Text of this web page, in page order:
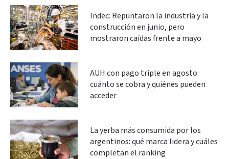
Indec: Repuntaron la industria y la
construcción en junio, pero
mostraron caídas frente a mayo
AUH con pago triple en agosto:
cuánto se cobra y quiénes pueden
acceder
La yerba más consumida por los
argentinos: qué marca lidera y cuáles
completan el ranking